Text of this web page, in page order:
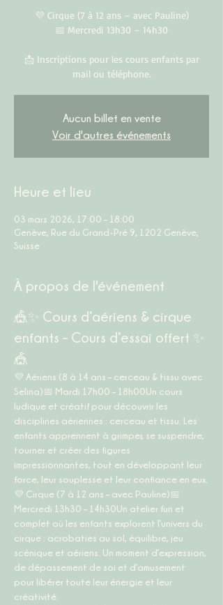
💜 Cirque (7 à 12 ans – avec Pauline)
📅 Mercredi 13h30 – 14h30
📩 Inscriptions pour les cours enfants par
mail ou téléphone.
Aucun billet en vente
Voir d'autres événements
Heure et lieu
03 mars 2026, 17:00 – 18:00
Genève, Rue du Grand-Pré 9, 1202 Genève,
Suisse
À propos de l'événement
🎪✨ Cours d’aériens & cirque
enfants – Cours d’essai offert ✨
🎪
💜 Aériens (8 à 14 ans – cerceau & tissu avec
Selina) 📅 Mardi 17h00 – 18h00Un cours
ludique et créatif pour découvrir les
disciplines aériennes : cerceau et tissu. Les
enfants apprennent à grimper, se suspendre,
tourner et créer des figures
impressionnantes, tout en développant leur
force, leur souplesse et leur confiance en eux.
💜 Cirque (7 à 12 ans – avec Pauline) 📅
Mercredi 13h30 – 14h30Un atelier fun et
complet où les enfants explorent l’univers du
cirque : acrobaties au sol, équilibre, jeu
scénique et aériens. Un moment d’expression,
de dépassement de soi et d’amusement
pour libérer toute leur énergie et leur
créativité.